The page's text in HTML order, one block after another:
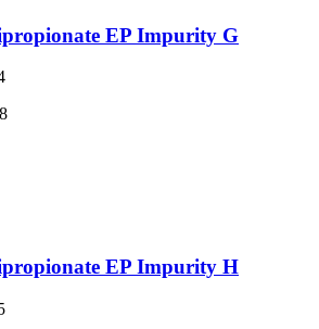
EP Impurity G
EP Impurity H